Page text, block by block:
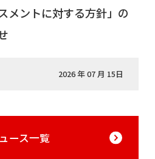
メントに対する方針」の
2026 年 07 月 15日
ース一覧